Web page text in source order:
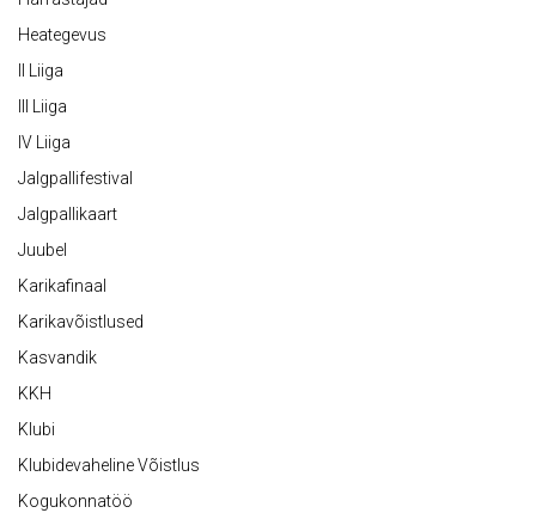
Heategevus
II Liiga
III Liiga
IV Liiga
Jalgpallifestival
Jalgpallikaart
Juubel
Karikafinaal
Karikavõistlused
Kasvandik
KKH
Klubi
Klubidevaheline Võistlus
Kogukonnatöö